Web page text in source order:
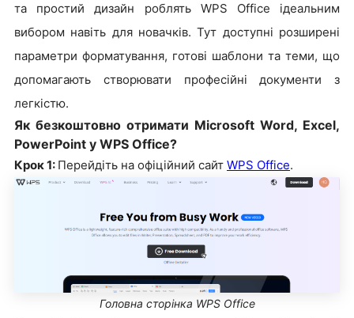
та простий дизайн роблять WPS Office ідеальним
вибором навіть для новачків. Тут доступні розширені
параметри форматування, готові шаблони та теми, що
допомагають створювати професійні документи з
легкістю.
Як безкоштовно отримати Microsoft Word, Excel,
PowerPoint у WPS Office?
Крок 1: Перейдіть на офіційний сайт WPS Office.
Головна сторінка WPS Office